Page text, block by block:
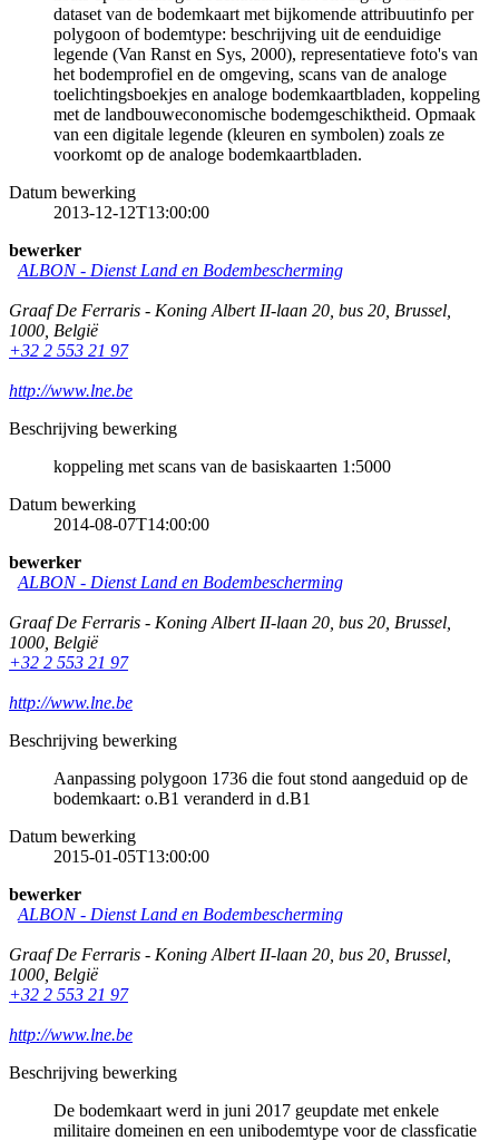
dataset van de bodemkaart met bijkomende attribuutinfo per
polygoon of bodemtype: beschrijving uit de eenduidige
legende (Van Ranst en Sys, 2000), representatieve foto's van
het bodemprofiel en de omgeving, scans van de analoge
toelichtingsboekjes en analoge bodemkaartbladen, koppeling
met de landbouweconomische bodemgeschiktheid. Opmaak
van een digitale legende (kleuren en symbolen) zoals ze
voorkomt op de analoge bodemkaartbladen.
Datum bewerking
2013-12-12T13:00:00
bewerker
ALBON - Dienst Land en Bodembescherming
Graaf De Ferraris - Koning Albert II-laan 20, bus 20 Brussel
1000 België
+32 2 553 21 97
http://www.lne.be
Beschrijving bewerking
koppeling met scans van de basiskaarten 1:5000
Datum bewerking
2014-08-07T14:00:00
bewerker
ALBON - Dienst Land en Bodembescherming
Graaf De Ferraris - Koning Albert II-laan 20, bus 20 Brussel
1000 België
+32 2 553 21 97
http://www.lne.be
Beschrijving bewerking
Aanpassing polygoon 1736 die fout stond aangeduid op de
bodemkaart: o.B1 veranderd in d.B1
Datum bewerking
2015-01-05T13:00:00
bewerker
ALBON - Dienst Land en Bodembescherming
Graaf De Ferraris - Koning Albert II-laan 20, bus 20 Brussel
1000 België
+32 2 553 21 97
http://www.lne.be
Beschrijving bewerking
De bodemkaart werd in juni 2017 geupdate met enkele
militaire domeinen en een unibodemtype voor de classficatie